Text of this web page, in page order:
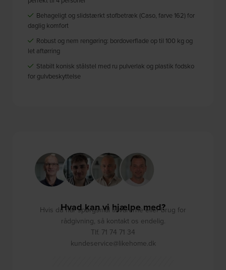
Behageligt og slidstærkt stofbetræk (Caso, farve 162) for
daglig komfort
Robust og nem rengøring: bordoverflade op til 100 kg og
let aftørring
Stabilt konisk stålstel med ru pulverlak og plastik fodsko
for gulvbeskyttelse
Hvad kan vi hjælpe med?
Hvis du har spørgsmål til varerne eller brug for
rådgivning, så kontakt os endelig.
Tlf. 71 74 71 34
kundeservice@likehome.dk